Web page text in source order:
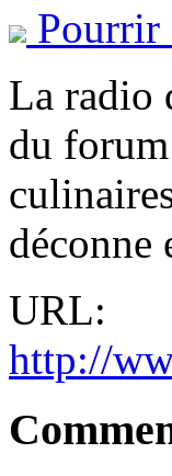
Pourrir
La radio
du
déconne
URL:
http://